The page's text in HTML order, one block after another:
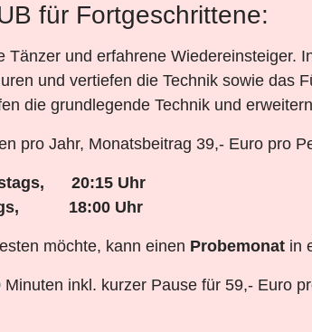
für Fortgeschrittene:
Tänzer und erfahrene Wiedereinsteiger.
und vertiefen die Technik sowie das
die grundlegende Technik und
pro Jahr, Monatsbeitrag 39,- Euro pro
20:15 Uhr
18:00 Uhr
möchte, kann einen Probemonat in
inkl. kurzer Pause für 59,- Euro